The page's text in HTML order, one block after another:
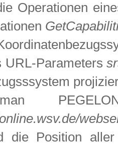
Operationen
URL-Parameters
die Position